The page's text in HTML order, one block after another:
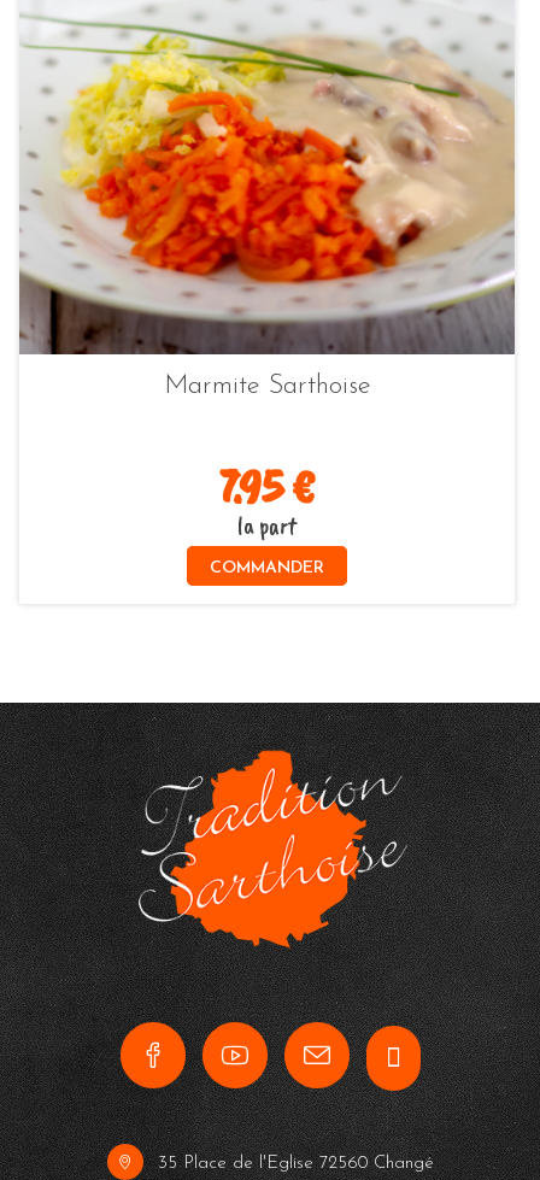
Marmite Sarthoise
7.95 €
la part
COMMANDER
35 Place de l'Eglise 72560 Changé